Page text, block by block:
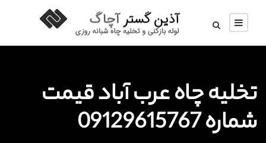
تخلیه چاه عرب‌ آباد قیمت
شماره 09129615767